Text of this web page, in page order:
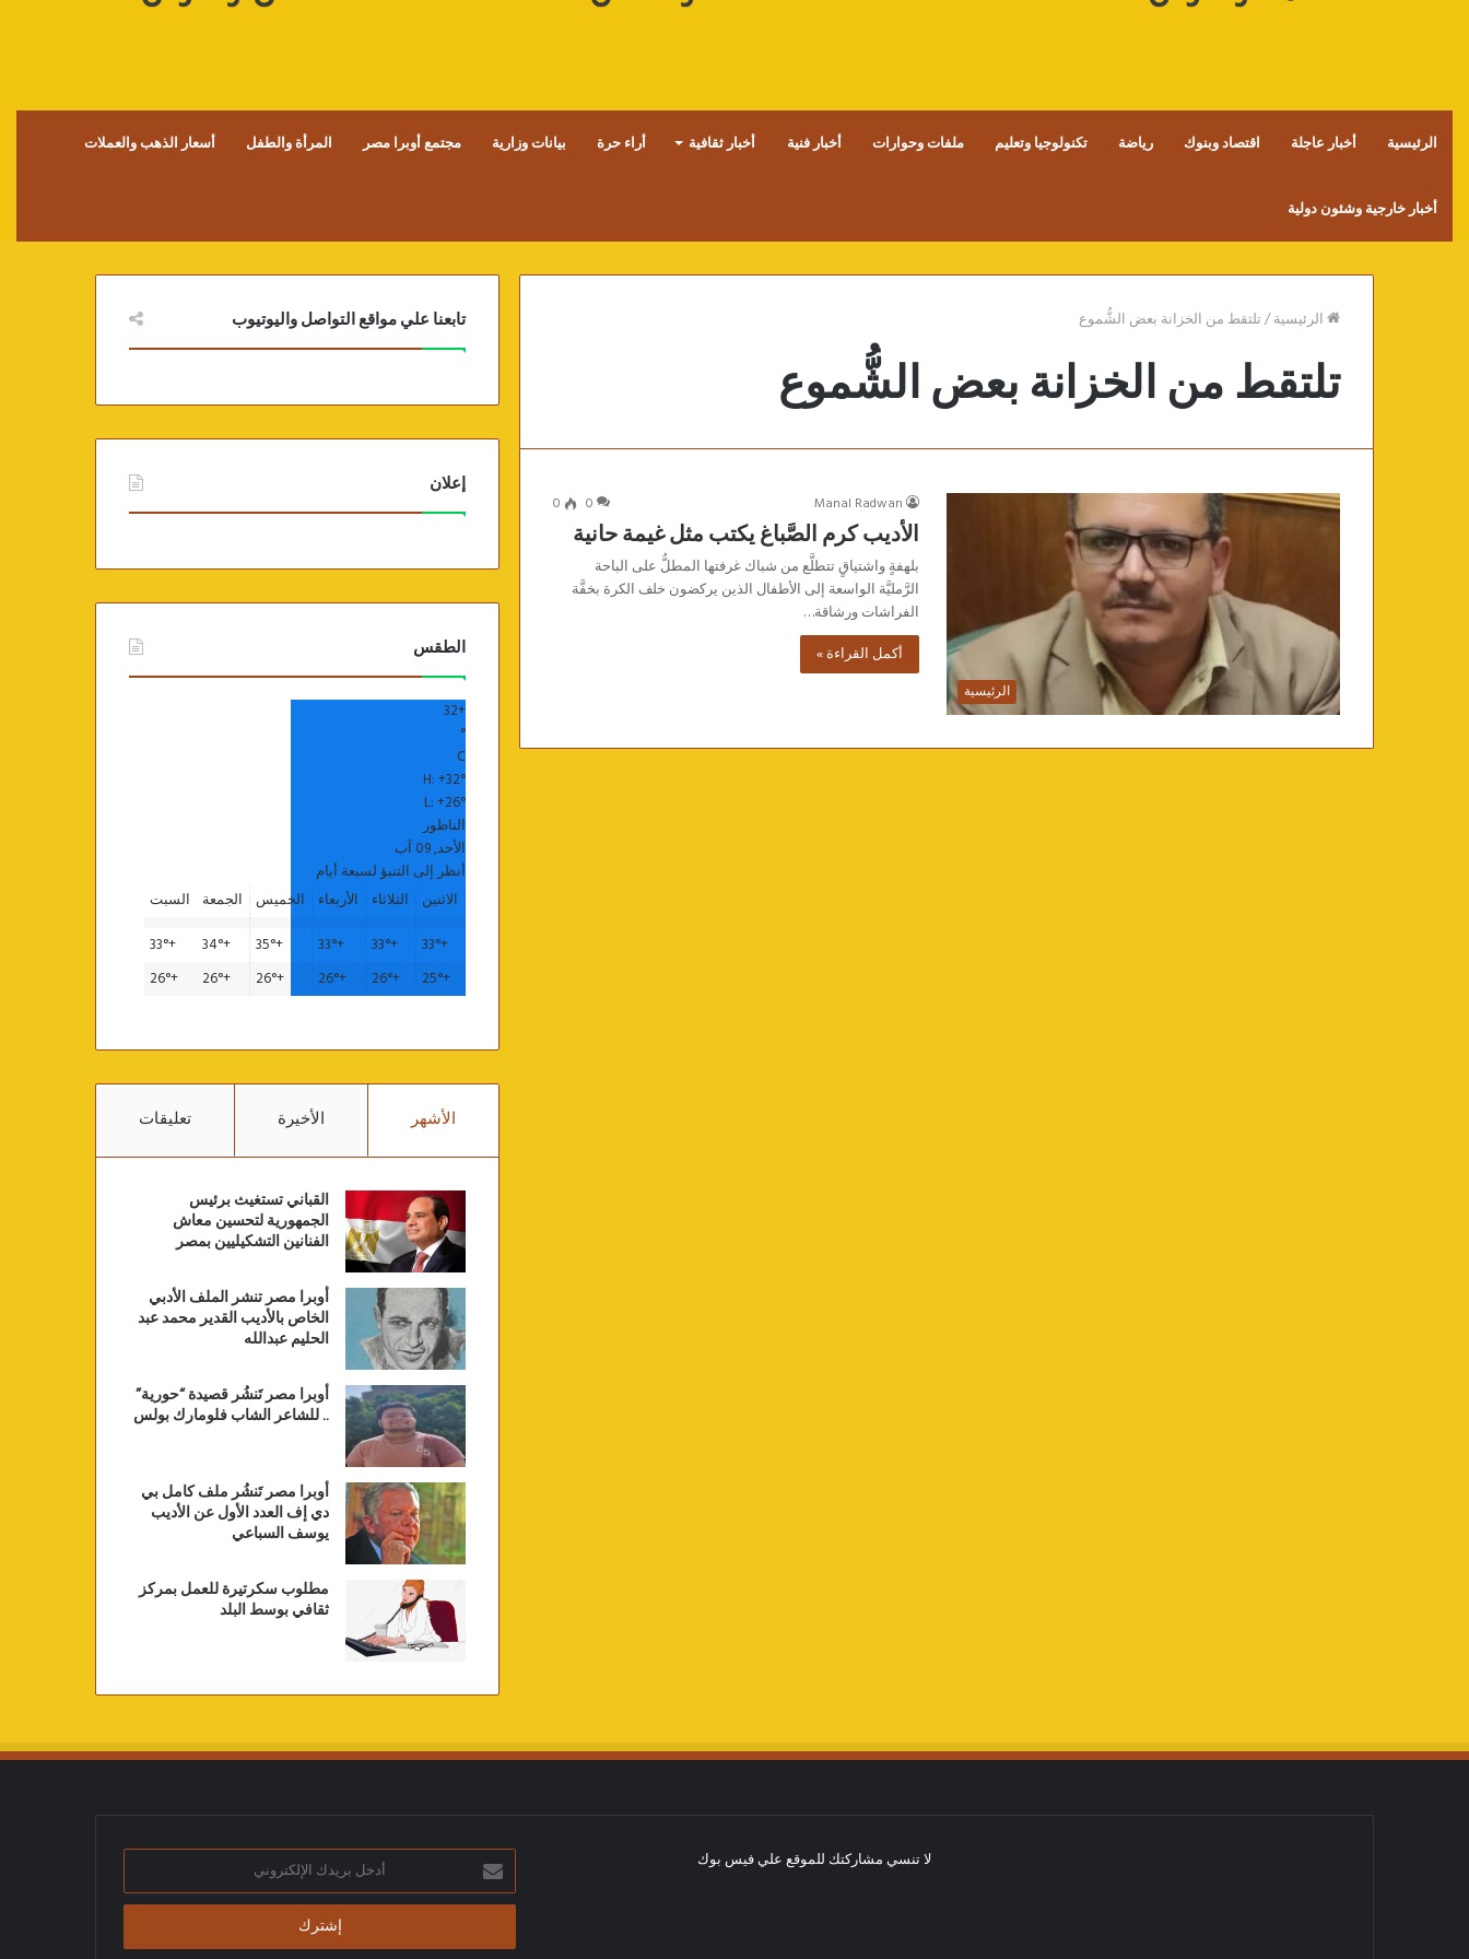
الرئيسية أخبار عاجلة اقتصاد وبنوك رياضة تكنولوجيا وتعليم ملفات وحوارات أخبار فنية أخبار ثقافية أراء حرة بيانات وزارية مجتمع أوبرا مصر المرأة والطفل أسعار الذهب والعملات
أخبار خارجية وشئون دولية
الرئيسية/تلتقط من الخزانة بعض الشُّموع
تلتقط من الخزانة بعض الشُّموع
الرئيسية
Manal Radwan
0
0
الأديب كرم الصَّباغ يكتب مثل غيمة حانية
بلهفةٍ واشتياقٍ تتطلَّع من شباك غرفتها المطلُّ على الباحة
الرَّمليَّة الواسعة إلى الأطفال الذين يركضون خلف الكرة بخفَّة
الفراشات ورشاقة…
أكمل القراءة »
تابعنا علي مواقع التواصل واليوتيوب
إعلان
الطقس
+
32
°
C
H:+32°
L:+26°
الناظور
الأحد, 09 آب
أنظر إلى التنبؤ لسبعة أيام
الاثنين
الثلاثاء الأربعاء الخميس الجمعة
السبت
+
33°
+
33°
+
33°
+
35°
+
34°
+
33°
+
25°
+
26°
+
26°
+
26°
+
26°
+
26°
الأشهر الأخيرة تعليقات
القباني تستغيث برئيس
الجمهورية لتحسين معاش
الفنانين التشكيليين بمصر
أوبرا مصر تنشر الملف الأدبي
الخاص بالأديب القدير محمد عبد
الحليم عبدالله
أوبرا مصر تَنشُر قصيدة “حورية”
.. للشاعر الشاب فلومارك بولس
أوبرا مصر تَنشُر ملف كامل بي
دي إف العدد الأول عن الأديب
يوسف السباعي
مطلوب سكرتيرة للعمل بمركز
ثقافي بوسط البلد
لا تنسي مشاركتك للموقع علي فيس بوك
أدخل
بريدك
الإلكتروني